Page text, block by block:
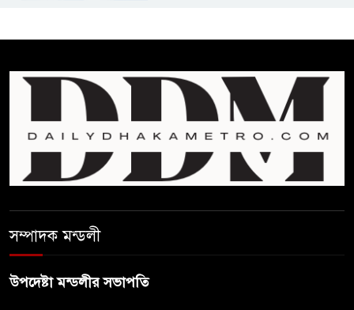
প্রথম শ্রেণি ছাড়া অন্য সব শ্রেণিতে
হবে ভর্তি পরীক্ষা: শিক্ষা মন্ত্রণালয়
কাউকে অসম্মান করতে নয়,
জনগনের অধিকার আদায়ে এসেছিঃ
জামাতের আমির
সম্পাদক মন্ডলী
উপদেষ্টা মন্ডলীর সভাপতি